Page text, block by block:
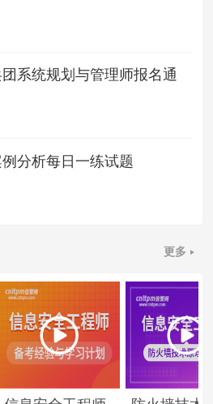
系统规划与管理师报名通
分析每日一练试题
更多